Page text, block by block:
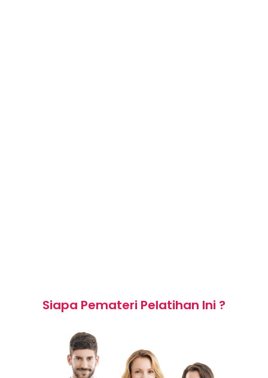
Siapa Pemateri Pelatihan Ini ?